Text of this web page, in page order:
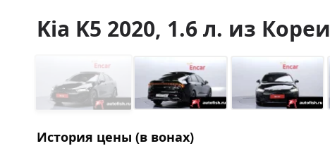
Kia K5 2020, 1.6 л. из Кореи
История цены (в вонах)